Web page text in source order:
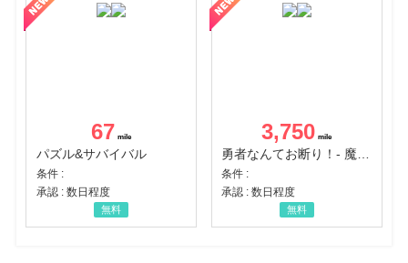
67
パズル&サバイバル
条件 :
承認 : 数日程度
無料
3,750
条件 :
承認 : 数日程度
無料